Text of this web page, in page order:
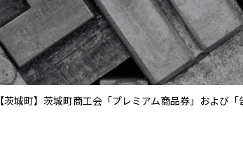
【茨城町】茨城町商工会「プレミアム商品券」および